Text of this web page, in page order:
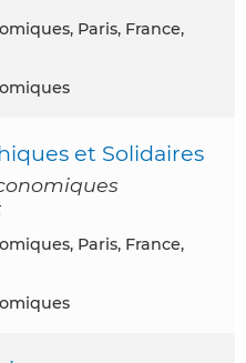
et Solidaires